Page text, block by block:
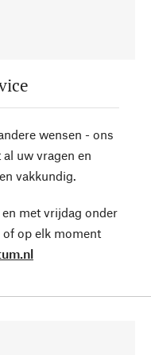
wensen - ons
uw vragen en
vakkundig.
met vrijdag onder
of op elk moment